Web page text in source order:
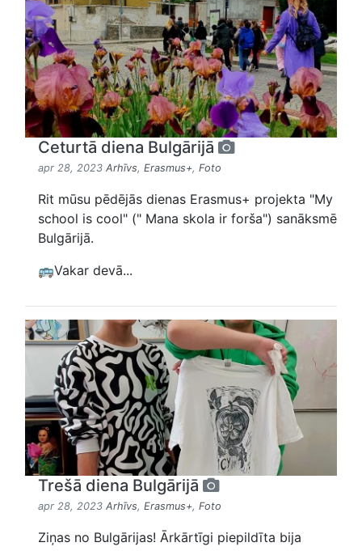
Ceturtā diena Bulgārijā
apr 28, 2023 Arhīvs, Erasmus+, Foto
Rit mūsu pēdējās dienas Erasmus+ projekta "My
school is cool" (" Mana skola ir forša") sanāksmē
Bulgārijā.
🚌Vakar devā...
Trešā diena Bulgārijā
apr 28, 2023 Arhīvs, Erasmus+, Foto
Ziņas no Bulgārijas! Ārkārtīgi piepildīta bija